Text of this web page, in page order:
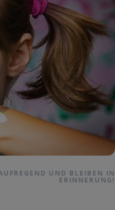
UND BLEIBEN IN
ERINNERUNG!